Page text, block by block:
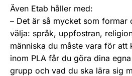
Även Etab håller med:
– Det är så mycket som formar
välja: språk, uppfostran,
människa du måste vara för att
inom PLA får du göra dina
grupp och vad du ska lära sig